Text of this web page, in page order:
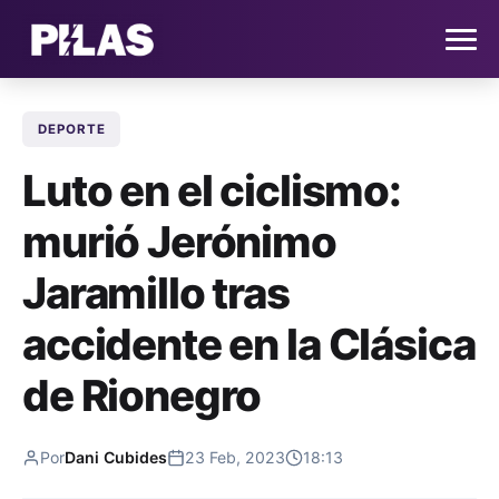
NOTICIAS
QUIÉNES SOMOS
CONTACTO
SUSCRÍBETE
DEPORTE
Luto en el ciclismo:
murió Jerónimo
Jaramillo tras
accidente en la Clásica
de Rionegro
PorDani Cubides 23 Feb, 2023 18:13